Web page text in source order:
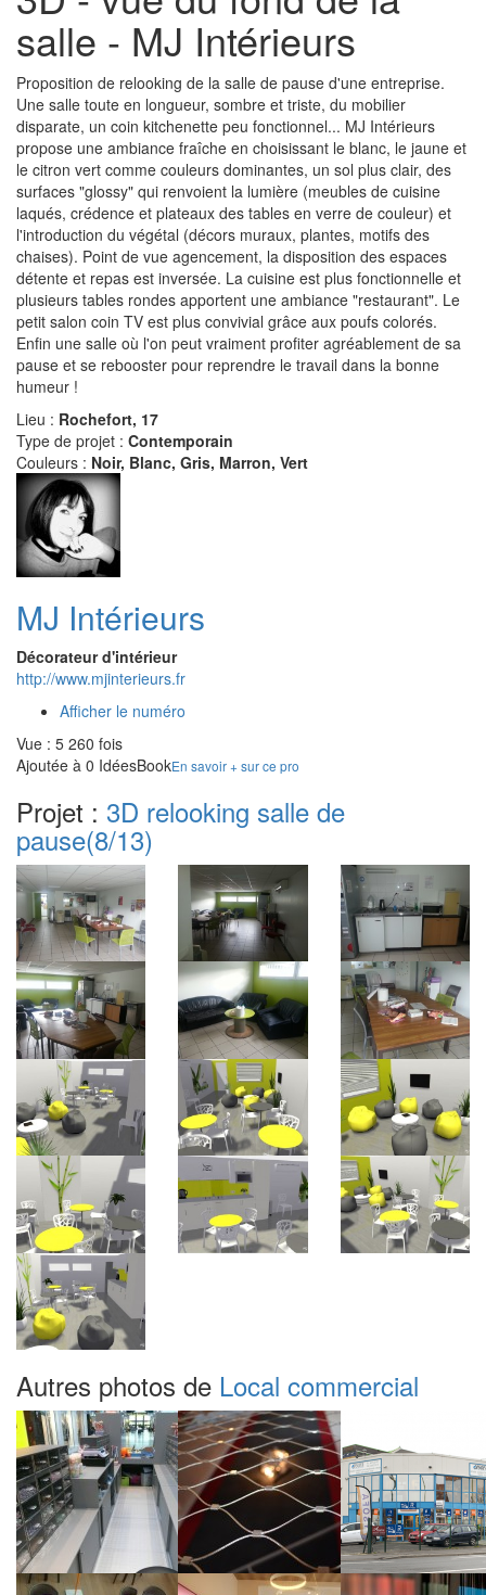
salle - MJ Intérieurs
Proposition de relooking de la salle de pause d'une entreprise.
Une salle toute en longueur, sombre et triste, du mobilier
disparate, un coin kitchenette peu fonctionnel... MJ Intérieurs
propose une ambiance fraîche en choisissant le blanc, le jaune et
le citron vert comme couleurs dominantes, un sol plus clair, des
surfaces "glossy" qui renvoient la lumière (meubles de cuisine
laqués, crédence et plateaux des tables en verre de couleur) et
l'introduction du végétal (décors muraux, plantes, motifs des
chaises). Point de vue agencement, la disposition des espaces
détente et repas est inversée. La cuisine est plus fonctionnelle et
plusieurs tables rondes apportent une ambiance "restaurant". Le
petit salon coin TV est plus convivial grâce aux poufs colorés.
Enfin une salle où l'on peut vraiment profiter agréablement de sa
pause et se rebooster pour reprendre le travail dans la bonne
humeur !
Lieu : Rochefort, 17
Type de projet : Contemporain
Couleurs : Noir, Blanc, Gris, Marron, Vert
MJ Intérieurs
Décorateur d'intérieur
http://www.mjinterieurs.fr
Afficher le numéro
Vue : 5 260 fois
Ajoutée à 0 IdéesBookEn savoir + sur ce pro
Projet : 3D relooking salle de
pause(8/13)
Autres photos de Local commercial